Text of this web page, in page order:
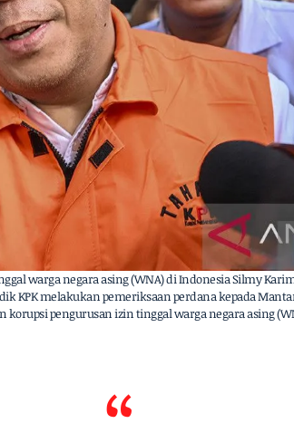
warga negara asing (WNA) di Indonesia Silmy
KPK melakukan pemeriksaan perdana kepada
pengurusan izin tinggal warga negara asing